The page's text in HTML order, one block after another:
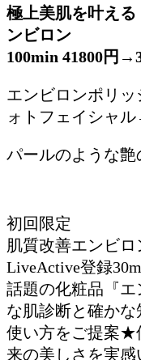
極上美肌を叶え
ンビロン
100min 41800円
エンビロンポリ
ォトフェイシャ
パールのような艶
初回限定
肌質改善エンビ
LiveActive登録
話題の化粧品『
な肌診断と確か
使い方をご提案★
来の美しさを実感